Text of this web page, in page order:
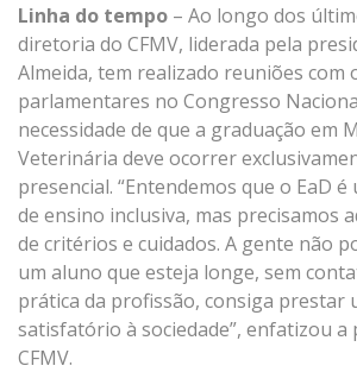
Linha do tempo – Ao longo dos
diretoria do CFMV, liderada pela
Almeida, tem realizado reuniões com
parlamentares no Congresso
necessidade de que a graduação em
Veterinária deve ocorrer
presencial. “Entendemos que o EaD
de ensino inclusiva, mas precisamos
de critérios e cuidados. A gente não
um aluno que esteja longe, sem
prática da profissão, consiga prestar
satisfatório à sociedade”, enfatizou a
CFMV.